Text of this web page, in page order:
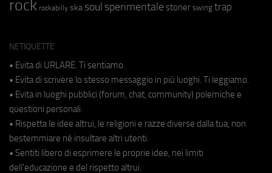
rock rockabilly ska soul sperimentale stoner swing trap
NETIQUETTE
• Evita di URLARE. Ti sentiamo.
• Evita di scrivere lo stesso messaggio in più luoghi. Ti leggiamo.
• Evita in luoghi pubblici (forum, chat, community) polemiche e
questioni personali.
• Rispetta le idee altrui, le religioni e razze diverse dalla tua, non
bestemmiare né insultare altri utenti.
• Sentiti libero di esprimere le proprie idee, nei limiti
dell'educazione e del rispetto altrui.